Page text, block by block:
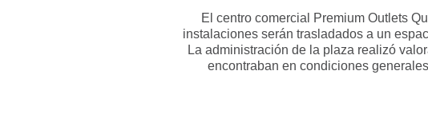
El centro comercial Premium Outlets
instalaciones serán trasladados a un
La administración de la plaza realizó
encontraban en condiciones